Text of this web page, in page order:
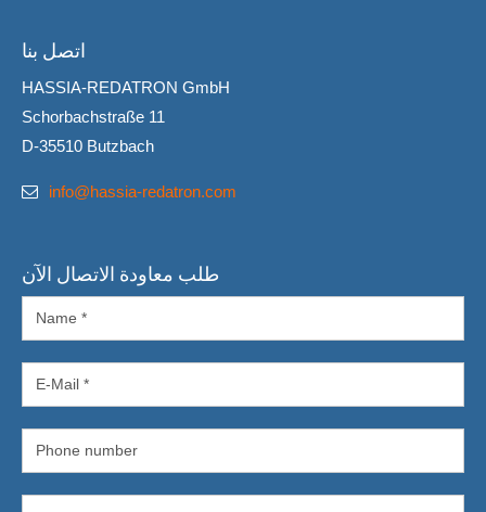
اتصل بنا
HASSIA-REDATRON GmbH
Schorbachstraße 11
D-35510 Butzbach
info@hassia-redatron.com
طلب معاودة الاتصال الآن